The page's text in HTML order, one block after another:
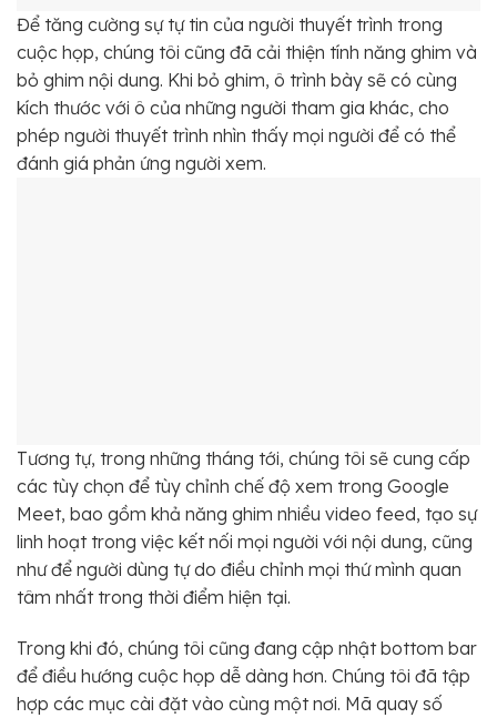
Để tăng cường sự tự tin của người thuyết trình trong
cuộc họp, chúng tôi cũng đã cải thiện tính năng ghim và
bỏ ghim nội dung. Khi bỏ ghim, ô trình bày sẽ có cùng
kích thước với ô của những người tham gia khác, cho
phép người thuyết trình nhìn thấy mọi người để có thể
đánh giá phản ứng người xem.
Tương tự, trong những tháng tới, chúng tôi sẽ cung cấp
các tùy chọn để tùy chỉnh chế độ xem trong Google
Meet, bao gồm khả năng ghim nhiều video feed, tạo sự
linh hoạt trong việc kết nối mọi người với nội dung, cũng
như để người dùng tự do điều chỉnh mọi thứ mình quan
tâm nhất trong thời điểm hiện tại.
Trong khi đó, chúng tôi cũng đang cập nhật bottom bar
để điều hướng cuộc họp dễ dàng hơn. Chúng tôi đã tập
hợp các mục cài đặt vào cùng một nơi. Mã quay số